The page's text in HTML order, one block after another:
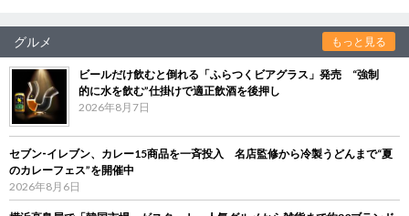
グルメ もっと見る
ビールだけ飲むと倒れる「ふらつくビアグラス」発売 “強制
的に水を飲む”仕掛けで適正飲酒を後押し
2026年8月7日
セブン‐イレブン、カレー15商品を一斉投入 名店監修から冷製うどんまで“夏
のカレーフェス”を開催中
2026年8月6日